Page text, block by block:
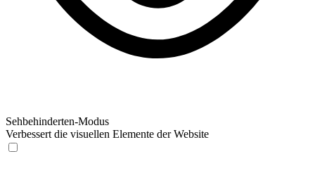
Sehbehinderten-Modus
Verbessert die visuellen Elemente der Website